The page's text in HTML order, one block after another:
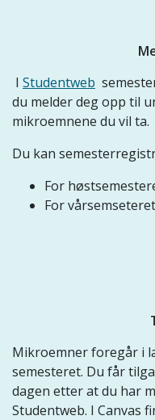
I Studentweb
du melder deg opp til
mikroemnene du vil ta.
Du kan
For
For
Mikroemner foregår i
semesteret. Du får
dagen etter at du har
Studentweb. I Canvas